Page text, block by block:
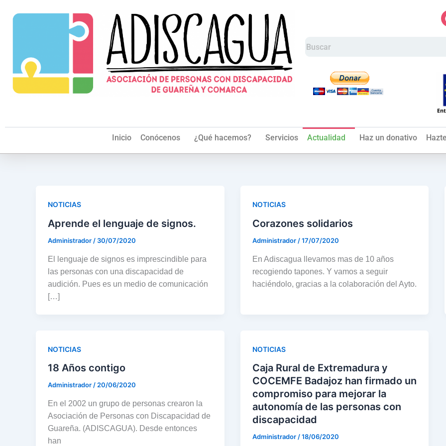
Inicio Conócenos ¿Qué hacemos? Servicios Actualidad Haz un donativo
NOTICIAS
Aprende el lenguaje de signos.
Administrador / 30/07/2020
El lenguaje de signos es imprescindible para
las personas con una discapacidad de
audición. Pues es un medio de comunicación
[…]
NOTICIAS
Corazones solidarios
Administrador /17/07/2020
En Adiscagua llevamos mas de 10 años
recogiendo tapones. Y vamos a seguir
haciéndolo, gracias a la colaboración del Ayto.
NOTICIAS
18 Años contigo
Administrador/20/06/2020
En el 2002 un grupo de personas crearon la
Asociación de Personas con Discapacidad de
Guareña. (ADISCAGUA). Desde entonces
han
NOTICIAS
Caja Rural de Extremadura y
COCEMFE Badajoz han firmado un
compromiso para mejorar la
autonomía de las personas con
discapacidad
Administrador/18/06/2020